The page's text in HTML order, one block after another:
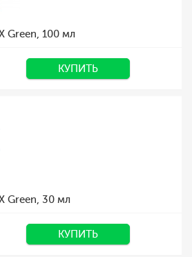
Green, 100 мл
КУПИТЬ
Green, 30 мл
КУПИТЬ